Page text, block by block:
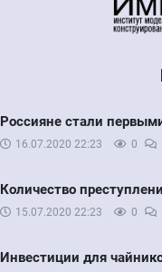
Россияне стали
16.07.2020 22:23 0
Количество
15.07.2020 22:23 0
Инвестиции для